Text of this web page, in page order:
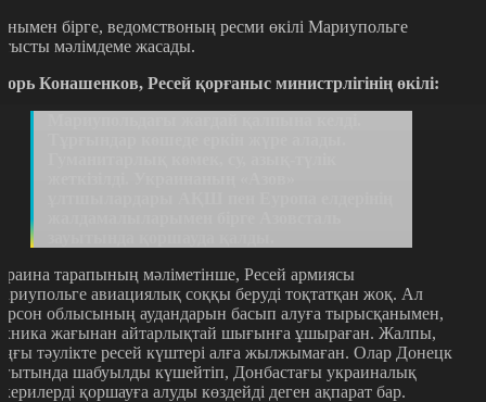
бірге, ведомствоның ресми өкілі Мариупольге
мәлімдеме жасады.
Конашенков, Ресей қорғаныс министрлігінің өкілі:
тарапының мәліметінше, Ресей армиясы
авиациялық соққы беруді тоқтатқан жоқ. Ал
облысының аудандарын басып алуға тырысқанымен,
жағынан айтарлықтай шығынға ұшыраған. Жалпы,
тәулікте ресей күштері алға жылжымаған. Олар Донецк
шабуылды күшейтіп, Донбастағы украиналық
қоршауға алуды көздейді деген ақпарат бар.